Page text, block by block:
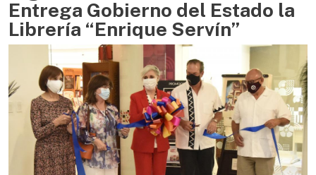
Entrega Gobierno del Estado la
Librería “Enrique Servín”